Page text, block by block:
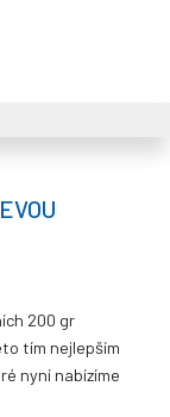
200 gr
tím nejlepším
nyní nabízíme